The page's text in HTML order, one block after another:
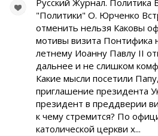
Русский Журнал. Политика
"Политики" O. Юрченко
отменить нельзя Каковы
мотивы визита Понтифика
летнему Иоанну Павлу II
дальнее и не слишком
Какие мысли посетили
приглашение президента
президент в преддверии
к чему стремится? По
католической церкви х...